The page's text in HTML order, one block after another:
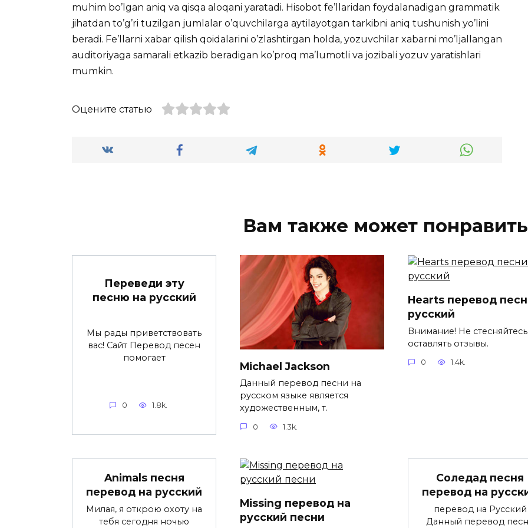
muhim bo’lgan aniq va qisqa aloqani yaratadi. Hisobot fe’llaridan foydalanadigan grammatik
jihatdan to’g’ri tuzilgan jumlalar o’quvchilarga aytilayotgan tarkibni aniq tushunish yo’lini
beradi. Fe’llarni xabar qilish qoidalarini o’zlashtirgan holda, yozuvchilar xabarni mo’ljallangan
auditoriyaga samarali etkazib beradigan ko’proq ma’lumotli va jozibali yozuv yaratishlari
mumkin.
Оцените статью
Вам также может
Переведи эту
песню на русский
Мы рады приветствовать
вас! Сайт Перевод песен
помогает
0 1.8k.
Michael Jackson
Данный перевод песни на
русском языке является
художественным, т.
0 1.3k.
Hearts перевод
русский
Внимание! Не стесняйтесь
оставлять отзывы.
0 1.4k.
Animals песня
перевод на русский
Милая, я открою охоту на
тебя сегодня ночью
Missing перевод на
русский песни
Соледад песня
перевод на
перевод на Русский
Данный перевод